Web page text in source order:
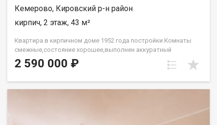
Кемерово, Кировский р-н район
кирпич, 2 этаж, 43 м²
Квартира в кирпичном доме 1952 года постройки.Комнаты
смежные,состояние хорошее,выполнен аккуратный
ремонт,установлены стеклопакеты, натяжные
потолки,линолеум,обои. в с/у кафель. окна во двор.Рядом
2 590 000 ₽